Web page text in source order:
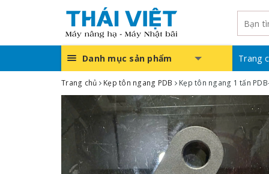
Danh mục sản phẩm Trang
Trang chủ Kẹp tôn ngang PDB Kẹp tôn ngang 1 tấn